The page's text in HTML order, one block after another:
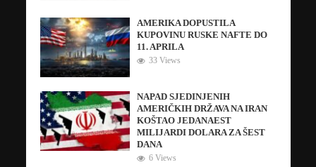
AMERIKA DOPUSTILA
KUPOVINU RUSKE NAFTE DO
11. APRILA
33 Views
NAPAD SJEDINJENIH
AMERIČKIH DRŽAVA NA IRAN
KOŠTAO JEDANAEST
MILIJARDI DOLARA ZA ŠEST
DANA
6 Views